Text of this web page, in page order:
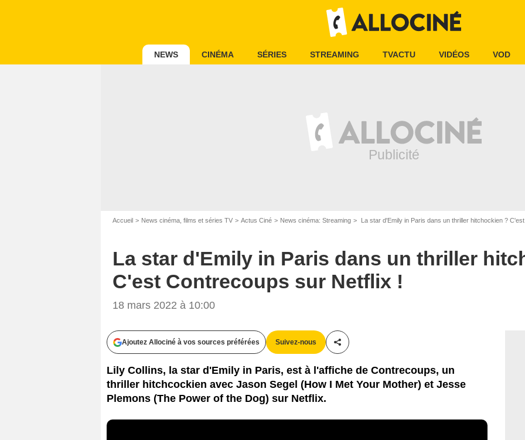
NEWS CINÉMA SÉRIES STREAMING TVACTU VIDÉOS VOD
Accueil News cinéma, films et séries TV Actus Ciné News cinéma: Streaming La star d'Emily in Paris dans un thriller hitchockien ?
La star d'Emily in Paris dans un thriller
C'est Contrecoups sur Netflix !
18 mars 2022 à 10:00
Ajoutez Allociné à vos sources préférées Suivez-nous
Partager cet article
Lily Collins, la star d'Emily in Paris, est à l'affiche de Contrecoups, un
thriller hitchcockien avec Jason Segel (How I Met Your Mother) et Jesse
Plemons (The Power of the Dog) sur Netflix.